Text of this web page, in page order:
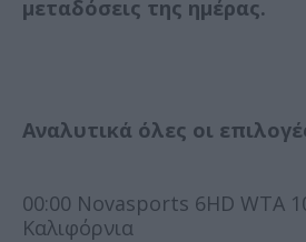
μεταδόσεις της ημέρας.
Αναλυτικά όλες οι
00:00 Novasports 6HD WTA
Καλιφόρνια